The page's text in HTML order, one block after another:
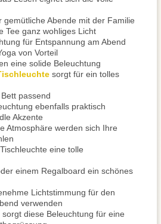
gemütliche Abende mit der Familie
Tee ganz wohliges Licht
für Entspannung am Abend
von Vorteil
eine solide Beleuchtung
sorgt für ein tolles
passend
ebenfalls praktisch
Akzente
Atmosphäre werden sich Ihre
eine tolle
einem Regalboard ein schönes
Lichtstimmung für den
verwenden
diese Beleuchtung für eine